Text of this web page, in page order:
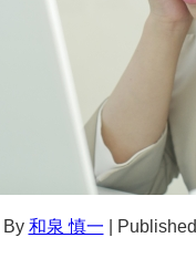
By 和泉 慎一 Published